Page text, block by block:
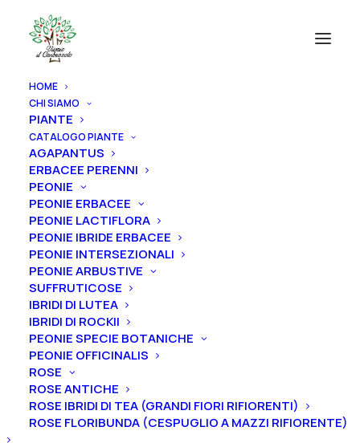
HOME
CHI SIAMO
PIANTE
CATALOGO PIANTE
AGAPANTUS
ERBACEE PERENNI
PEONIE
PEONIE ERBACEE
PEONIE LACTIFLORA
PEONIE IBRIDE ERBACEE
PEONIE INTERSEZIONALI
PEONIE ARBUSTIVE
SUFFRUTICOSE
IBRIDI DI LUTEA
IBRIDI DI ROCKII
PEONIE SPECIE BOTANICHE
PEONIE OFFICINALIS
ROSE
ROSE ANTICHE
ROSE IBRIDI DI TEA (GRANDI FIORI RIFIORENTI)
ROSE FLORIBUNDA (CESPUGLIO A MAZZI RIFIORENTE)
Home Iris Iris germanica
Iris barbata alta (TB)